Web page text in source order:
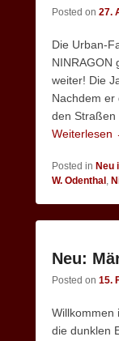
Posted on 27.
Die Urban-
NINRAGON
weiter! Die
Nachdem er
den Straßen
Weiterlesen
Posted in Neu
W. Odenthal ,
Neu:
Posted on 15.
Willkommen
die dunklen